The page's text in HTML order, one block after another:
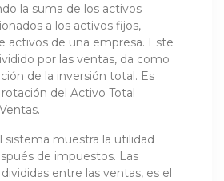
la suma de los activos
a los activos fijos,
activos de una empresa. Este
por las ventas, da como
de la inversión total. Es
del Activo Total
sistema muestra la utilidad
de impuestos. Las
entre las ventas, es el